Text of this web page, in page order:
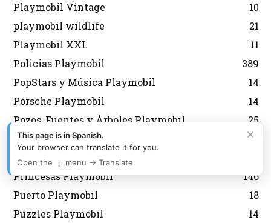
Playmobil Vintage
10
playmobil wildlife
21
Playmobil XXL
11
Policias Playmobil
389
PopStars y Música Playmobil
14
Porsche Playmobil
14
Pozos, Fuentes y Árboles Playmobil
25
Preguntas Playmobil
17
Prehistoria Playmobil
Princesas Playmobil
146
Puerto Playmobil
18
Puzzles Playmobil
14
×
This page is in Spanish.
Your browser can translate it for you.
Open the ⋮ menu → Translate